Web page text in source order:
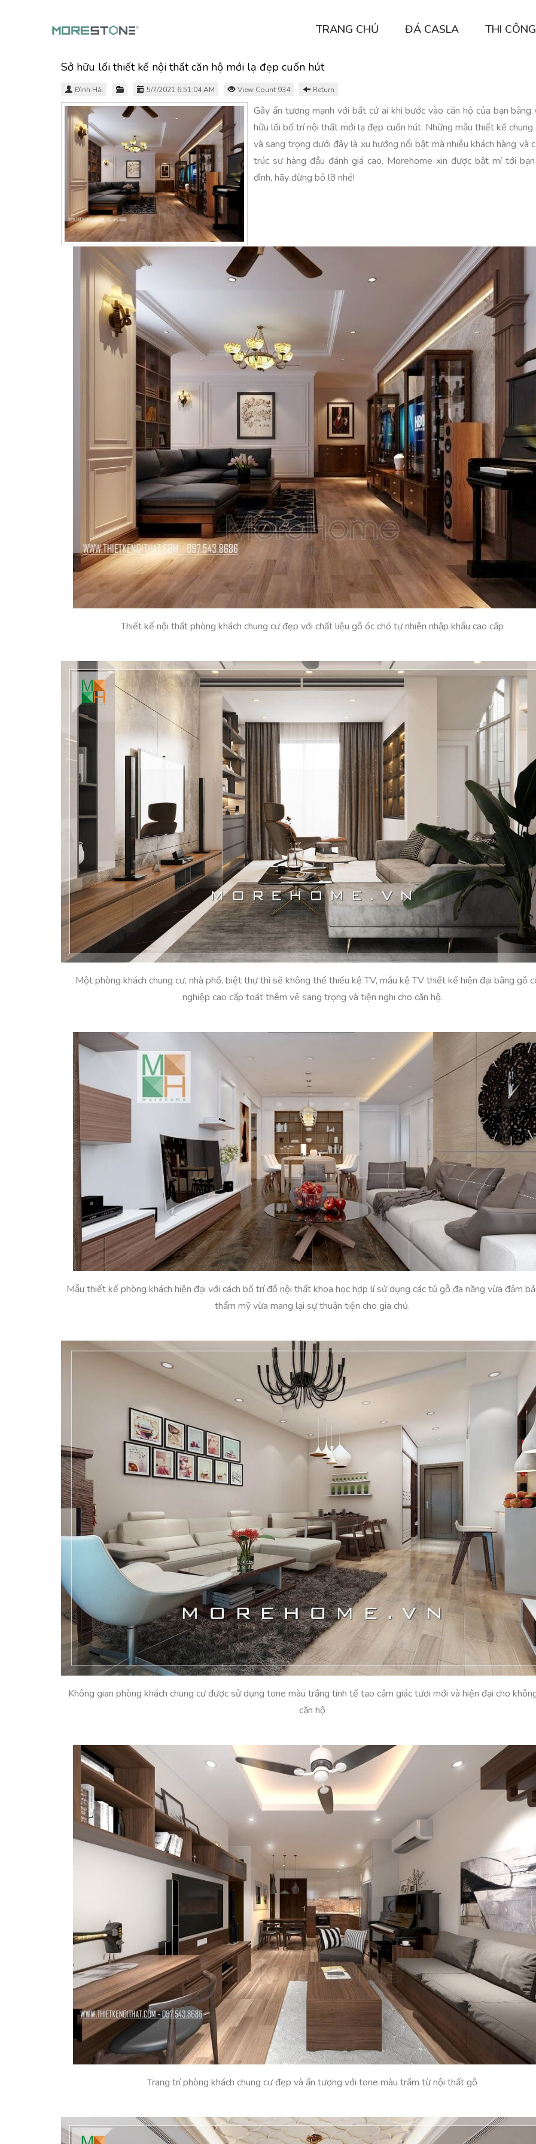
TRANG CHỦ ĐÁ CASLA THI CÔNG
Sở hữu lối thiết kế nội thất căn hộ mới lạ đẹp cuốn hút
Đình Hải 5/7/2021 6:51:04 AM View Count 934 Return
Gây ấn tượng mạnh với bất cứ ai khi bước vào căn hộ của bạn bằng
hữu lối bố trí nội thất mới lạ đẹp cuốn hút. Những mẫu thiết kế chung
và sang trọng dưới đây là xu hướng nổi bật mà nhiều khách hàng và
trúc sư hàng đầu đánh giá cao. Morehome xin được bật mí tới
đình, hãy đừng bỏ lỡ nhé!
Thiết kế nội thất phòng khách chung cư đẹp với chất liệu gỗ óc chó tự nhiên nhập khẩu cao cấp
Một phòng khách chung cư, nhà phố, biệt thự thì sẽ không thể thiếu kệ TV, mẫu kệ TV thiết kế hiện đại bằng gỗ
nghiệp cao cấp toát thêm vẻ sang trọng và tiện nghi cho căn hộ.
Mẫu thiết kế phòng khách hiện đại với cách bố trí đồ nội thất khoa học hợp lí sử dụng các tủ gỗ đa năng vừa đảm
thẩm mỹ vừa mang lại sự thuận tiện cho gia chủ.
Không gian phòng khách chung cư được sử dụng tone màu trắng tinh tế tạo cảm giác tươi mới và hiện đại cho
căn hộ
Trang trí phòng khách chung cư đẹp và ấn tượng với tone màu trầm từ nội thất gỗ